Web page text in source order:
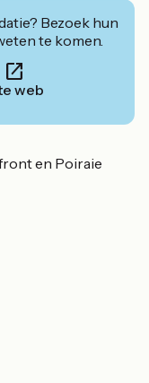
Bezoek hun
te komen.
web
en Poiraie